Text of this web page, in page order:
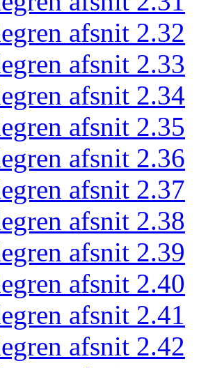
afsnit 2.32
afsnit 2.33
afsnit 2.34
afsnit 2.35
afsnit 2.36
afsnit 2.37
afsnit 2.38
afsnit 2.39
afsnit 2.40
afsnit 2.41
afsnit 2.42